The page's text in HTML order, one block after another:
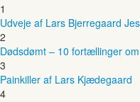
1
Udveje af Lars Bjerregaard
2
Dødsdømt – 10 fortællinger
3
Painkiller af Lars Kjædegaard
4